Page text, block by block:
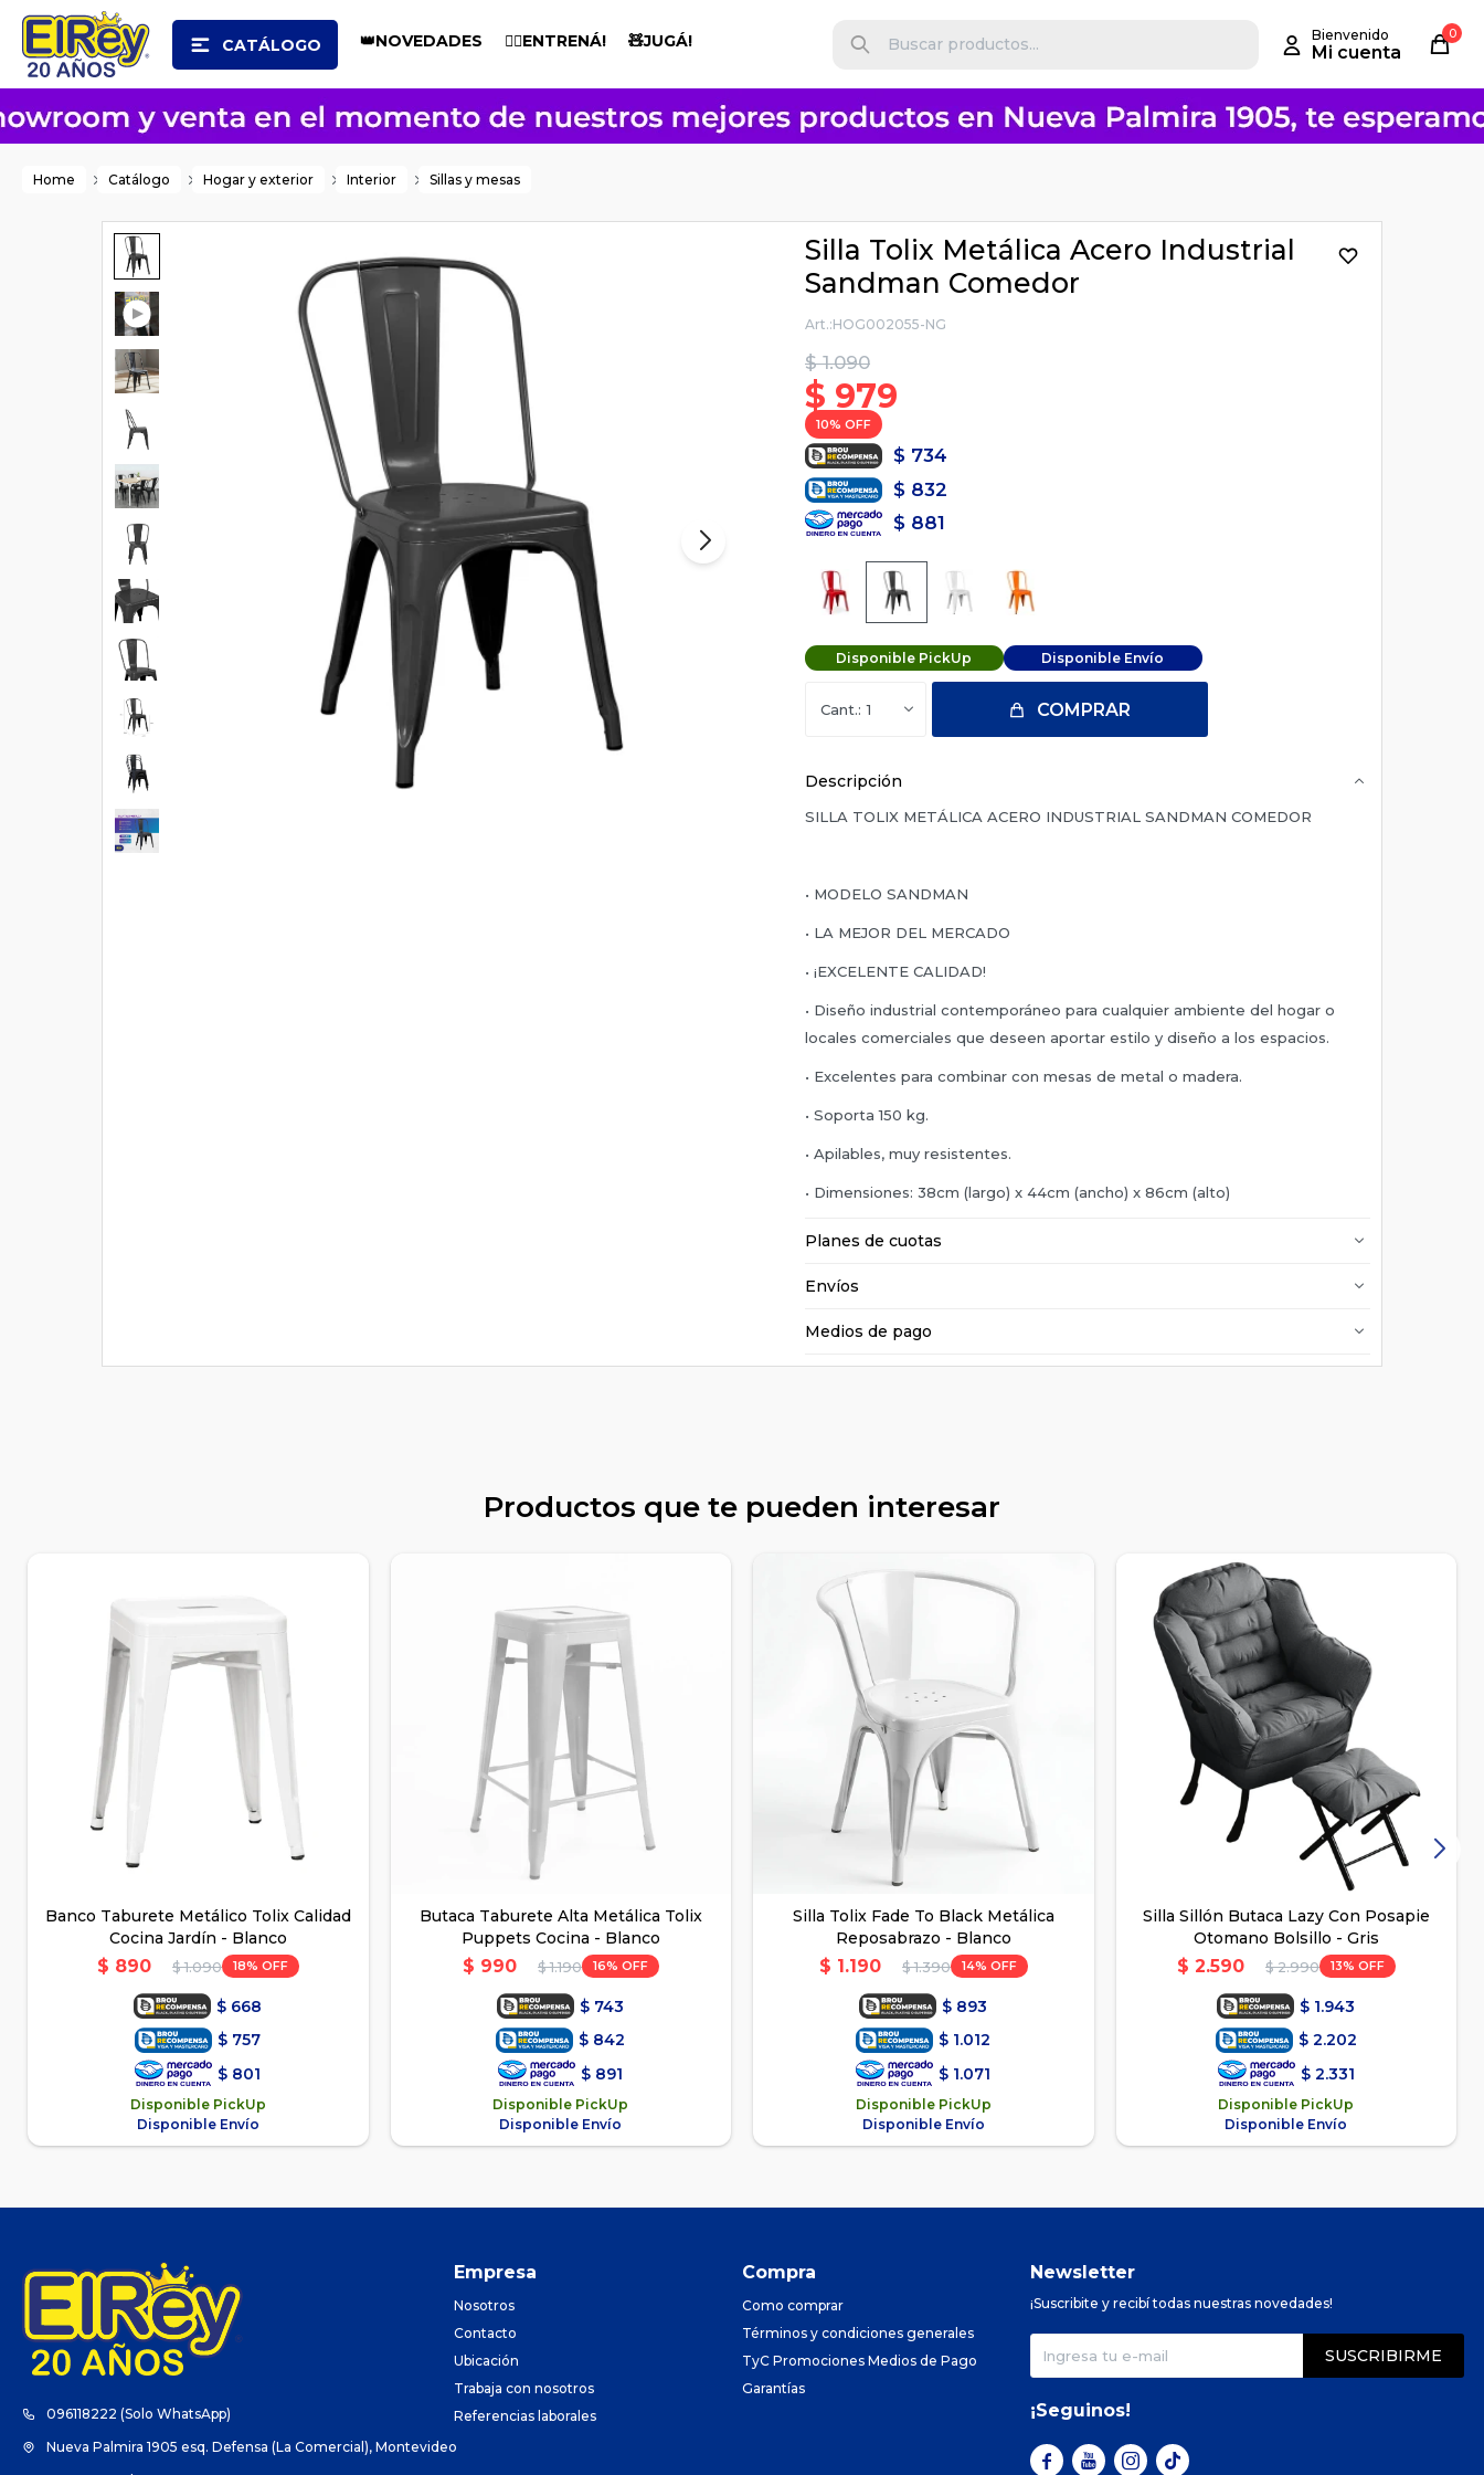
CATÁLOGO 👑NOVEDADES 🏋️‍♂️ENTRENÁ! 🧸JUGÁ! 0
Home Catálogo Hogar y exterior Interior Sillas y mesas
Silla Tolix Metálica Acero Industrial
Sandman Comedor
HOG002055-NG
$ 1.090
$ 979
10
$ 734
$ 832
$ 881
Disponible PickUp Disponible Envío
1 COMPRAR
Descripción
SILLA TOLIX METÁLICA ACERO INDUSTRIAL SANDMAN COMEDOR
• MODELO SANDMAN
• LA MEJOR DEL MERCADO
• ¡EXCELENTE CALIDAD!
• Diseño industrial contemporáneo para cualquier ambiente del hogar o
locales comerciales que deseen aportar estilo y diseño a los espacios.
• Excelentes para combinar con mesas de metal o madera.
• Soporta 150 kg.
• Apilables, muy resistentes.
• Dimensiones: 38cm (largo) x 44cm (ancho) x 86cm (alto)
Planes de cuotas
Envíos
Medios de pago
Productos que te pueden interesar
Banco Taburete Metálico Tolix Calidad
Cocina Jardín - Blanco
$ 890 $ 1.090 18
$ 668
$ 757
$ 801
Disponible PickUp
Disponible Envío
Butaca Taburete Alta Metálica Tolix
Puppets Cocina - Blanco
$ 990 $ 1.190 16
$ 743
$ 842
$ 891
Disponible PickUp
Disponible Envío
Silla Tolix Fade To Black Metálica
Reposabrazo - Blanco
$ 1.190 $ 1.390 14
$ 893
$ 1.012
$ 1.071
Disponible PickUp
Disponible Envío
Silla Sillón Butaca Lazy Con Posapie
Otomano Bolsillo - Gris
$ 2.590 $ 2.990 13
$ 1.943
$ 2.202
$ 2.331
Disponible PickUp
Disponible Envío
096118222 (Solo WhatsApp)
Nueva Palmira 1905 esq. Defensa (La Comercial), Montevideo
Empresa
Nosotros
Contacto
Ubicación
Trabaja con nosotros
Referencias laborales
Compra
Como comprar
Términos y condiciones generales
TyC Promociones Medios de Pago
Garantías
Newsletter
¡Suscribite y recibí todas nuestras novedades!
SUSCRIBIRME
¡Seguinos!
  